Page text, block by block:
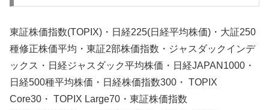
東証株価指数(TOPIX)・日経225(日経平均株価)・大証250
種修正株価平均・東証2部株価指数・ジャスダックインデ
ックス・日経ジャスダック平均株価・日経JAPAN1000・
日経500種平均株価・日経株価指数300・ TOPIX
Core30・ TOPIX Large70・東証株価指数